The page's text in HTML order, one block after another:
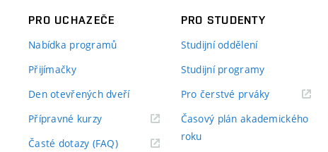
PRO UCHAZEČE
Nabídka programů
Přijímačky
Den otevřených dveří
Přípravné kurzy
Časté dotazy (FAQ)
PRO STUDENTY
Studijní oddělení
Studijní programy
Pro čerstvé prváky
Časový plán akademického
roku